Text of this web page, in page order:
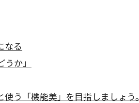
なる
か」
う「機能美」を目指しましょう。